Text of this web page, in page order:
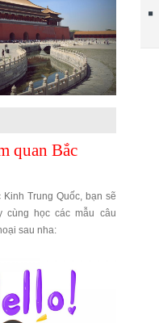
quan Bắc
Trung Quốc, bạn sẽ
cùng học các mẫu câu
sau nha: